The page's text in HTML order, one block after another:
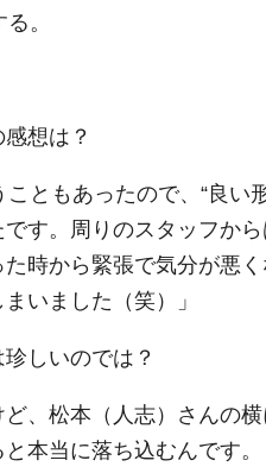
。
想は？
こともあったので、“良
す。周りのスタッフか
時から緊張で気分が悪
いました（笑）」
しいのでは？
ど、松本（人志）さんの
本当に落ち込むんです